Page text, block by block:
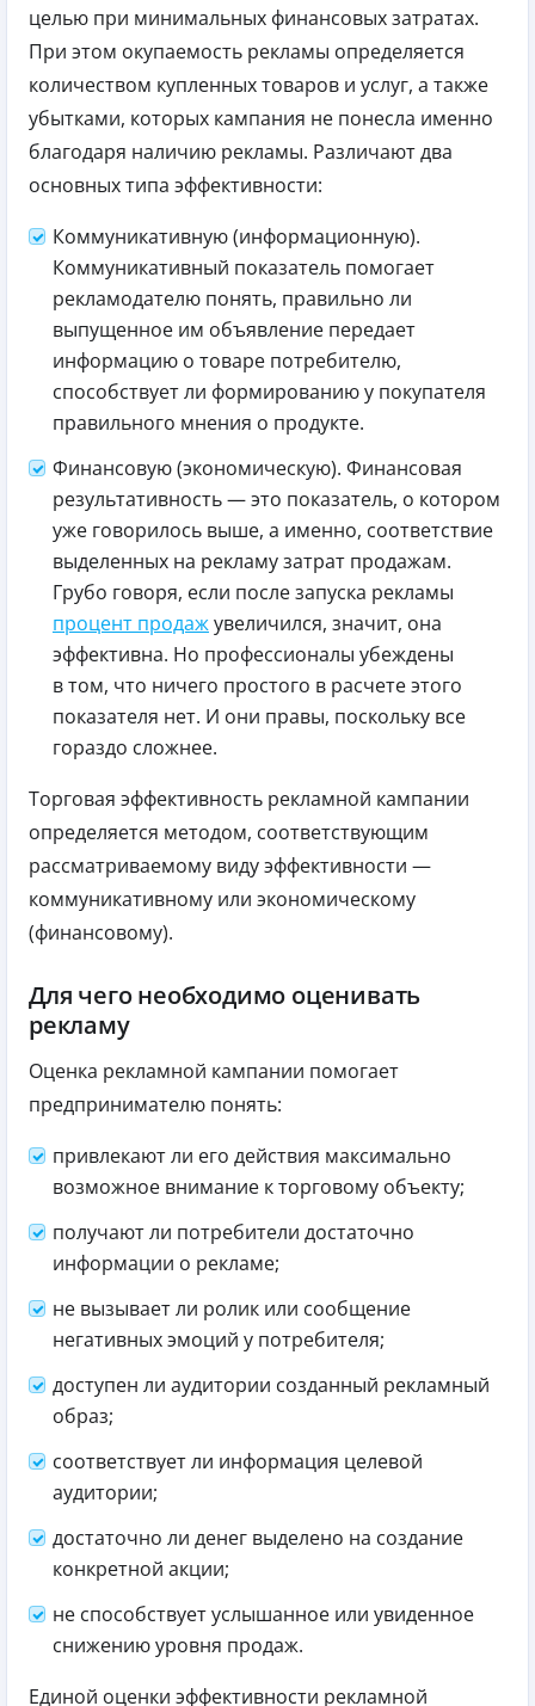
целью при минимальных финансовых затратах.
При этом окупаемость рекламы определяется
количеством купленных товаров и услуг, а также
убытками, которых кампания не понесла именно
благодаря наличию рекламы. Различают два
основных типа эффективности:
Коммуникативную (информационную).
Коммуникативный показатель помогает
рекламодателю понять, правильно ли
выпущенное им объявление передает
информацию о товаре потребителю,
способствует ли формированию у покупателя
правильного мнения о продукте.
Финансовую (экономическую). Финансовая
результативность — это показатель, о котором
уже говорилось выше, а именно, соответствие
выделенных на рекламу затрат продажам.
Грубо говоря, если после запуска рекламы
процент продажувеличился, значит, она
эффективна. Но профессионалы убеждены
в том, что ничего простого в расчете этого
показателя нет. И они правы, поскольку все
гораздо сложнее.
Торговая эффективность рекламной кампании
определяется методом, соответствующим
рассматриваемому виду эффективности —
коммуникативному или экономическому
(финансовому).
Для чего необходимо оценивать
рекламу
Оценка рекламной кампании помогает
предпринимателю понять:
привлекают ли его действия максимально
возможное внимание к торговому объекту;
получают ли потребители достаточно
информации о рекламе;
не вызывает ли ролик или сообщение
негативных эмоций у потребителя;
доступен ли аудитории созданный рекламный
образ;
соответствует ли информация целевой
аудитории;
достаточно ли денег выделено на создание
конкретной акции;
не способствует услышанное или увиденное
снижению уровня продаж.
Единой оценки эффективности рекламной